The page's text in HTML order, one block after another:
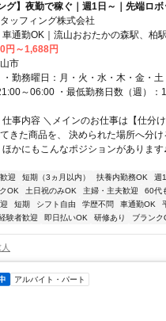
グ】夜勤で稼ぐ｜週1日～｜先端ロ
分け作業｜日払いOK
ッフィング株式会社
車通勤OK｜流山おおたかの森駅、柏
り
円～1,688円
市
・勤務曜日：月・火・水・木・金・
～06:00 ・最低勤務日数（週）
仕事内容 ＼メインのお仕事は【仕分
きた商品を、 決められた場所へ分
ほかにもこんなポジションがありま
迎 短期（3ヵ月以内） 扶養内勤務OK
週
OK
土日祝のみOK 主婦・主夫歓迎
60代
短期 シフト自由 学歴不問 車通勤OK
験者歓迎 即日払いOK 研修あり ブランク
アルバイト・パート